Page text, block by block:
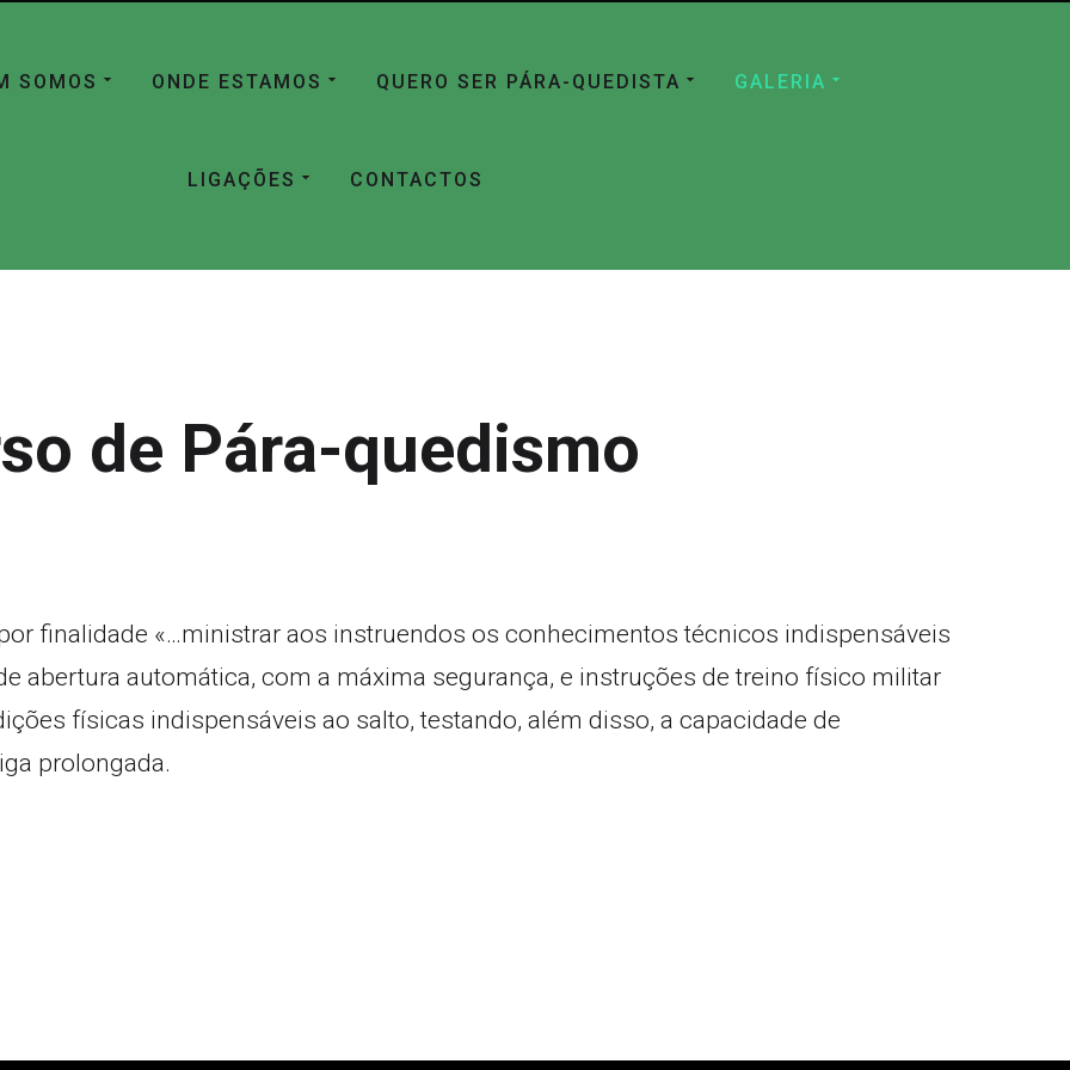
SOMOS ONDE ESTAMOS QUERO SER PÁRA-QUEDISTA GALERIA
LIGAÇÕES CONTACTOS
de Pára-quedismo
finalidade «…ministrar aos instruendos os conhecimentos técnicos indispensáveis
abertura automática, com a máxima segurança, e instruções de treino físico militar
físicas indispensáveis ao salto, testando, além disso, a capacidade de
prolongada.